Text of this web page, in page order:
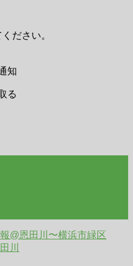
ださい。
知
る
@恩田川〜横浜市緑区
川